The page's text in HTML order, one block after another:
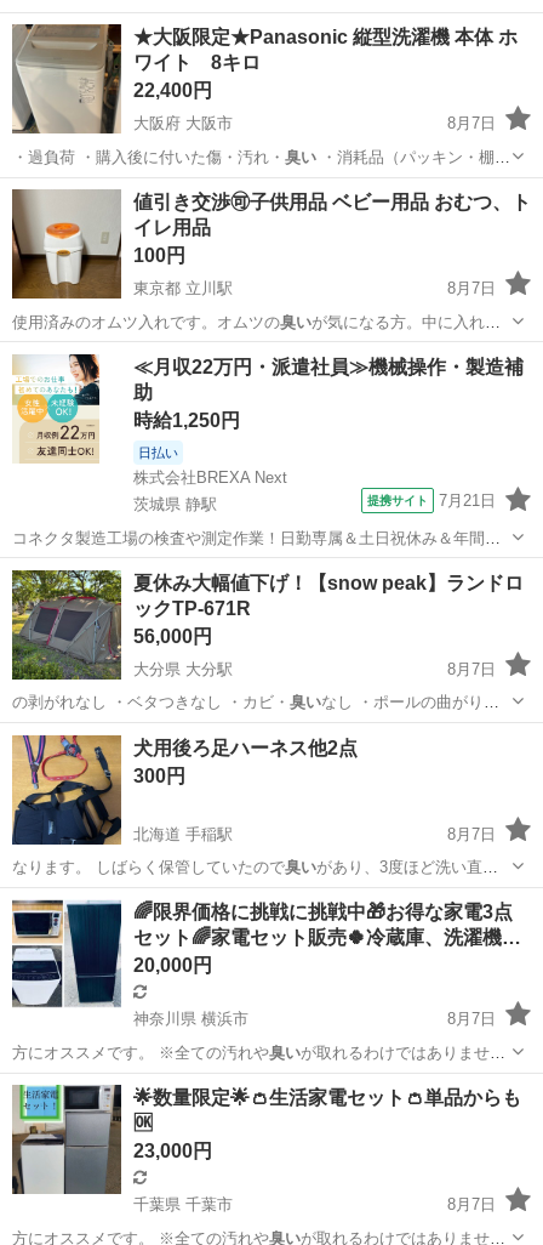
★大阪限定★Panasonic 縦型洗濯機 本体 ホ
ワイト 8キロ
22,400円
大阪府 大阪市
8月7日
・過負荷 ・購入後に付いた傷・汚れ・ 臭い・消耗品（パッキン・棚・
トレー等）…
大阪 大阪市 生活家電 自社
値引き交渉🉑子供用品 ベビー用品 おむつ、ト
イレ用品
100円
東京都 立川駅
8月7日
使用済みのオムツ入れです。オムツの臭いが気になる方。中に入れる
カートリッジ式…
東京 立川市 立川駅 ベビー用品 用品
≪月収22万円・派遣社員≫機械操作・製造補
助
時給1,250円
日払い
株式会社BREXA Next
茨城県 静駅
提携サイト 7月21日
コネクタ製造工場の検査や測定作業！日勤専属＆土日祝休み＆年間休
日128日★クリーンルーム内作業★マイカー通勤OK＆無料駐車場あり
★就業先食堂利用可！日払い制度あり！《茨城県常陸大宮市》 人気の
工場のお仕事 ◇コネクタ製造工...
茨城 常陸大宮市 静駅 その他
夏休み大幅値下げ！【snow peak】ランドロ
ックTP-671R
56,000円
大分県 大分駅
8月7日
の剥がれなし ・ベタつきなし ・カビ・ 臭いなし ・ポールの曲がり、
折れなし ・問…
大分 大分市 大分駅 その他
犬用後ろ足ハーネス他2点
300円
北海道 手稲駅
8月7日
なります。 しばらく保管していたので臭いがあり、3度ほど洗い直し
ました。気にさ…
北海道 札幌市 手稲駅 その他
🌈限界価格に挑戦に挑戦中🎁お得な家電3点
セット🌈家電セット販売🍀冷蔵庫、洗濯機…
20,000円
神奈川県 横浜市
8月7日
方にオススメです。 ※全ての汚れや臭いが取れるわけではありませ
ん。 …
神奈川 横浜市 生活家電 商品
🌟数量限定🌟👛生活家電セット👛単品からも
🆗
23,000円
千葉県 千葉市
8月7日
方にオススメです。 ※全ての汚れや臭いが取れるわけではありませ